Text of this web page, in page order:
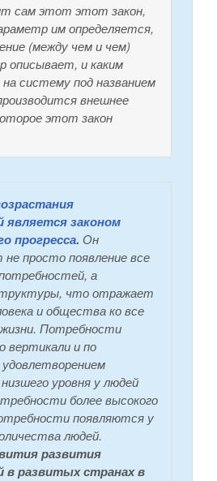
сам этот этот закон,
им определяется,
(между чем и чем)
описывает, и каким
систему под названием
внешнее
этот закон
является законом
прогресса. Он
просто появление все
а
что отражает
и общества ко все
Потребности
вертикали и по
уровня у людей
более высокого
появляются у
людей.
развития
в развитых странах в